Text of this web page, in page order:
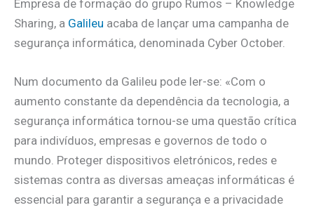
Empresa de formação do grupo Rumos – Knowledge
Sharing, a Galileu acaba de lançar uma campanha de
segurança informática, denominada Cyber October.
Num documento da Galileu pode ler-se: «Com o
aumento constante da dependência da tecnologia, a
segurança informática tornou-se uma questão crítica
para indivíduos, empresas e governos de todo o
mundo. Proteger dispositivos eletrónicos, redes e
sistemas contra as diversas ameaças informáticas é
essencial para garantir a segurança e a privacidade